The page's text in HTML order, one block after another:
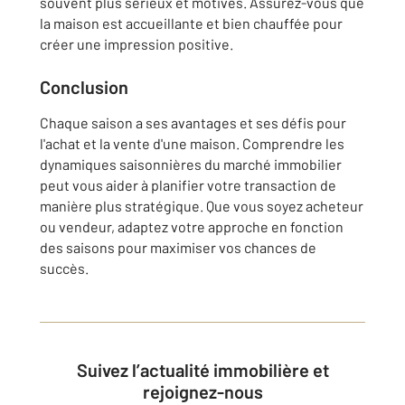
la maison est accueillante et bien chauffée pour
créer une impression positive.
Conclusion
Chaque saison a ses avantages et ses défis pour
l'achat et la vente d'une maison. Comprendre les
dynamiques saisonnières du marché immobilier
peut vous aider à planifier votre transaction de
manière plus stratégique. Que vous soyez acheteur
ou vendeur, adaptez votre approche en fonction
des saisons pour maximiser vos chances de
succès.
Suivez l’actualité immobilière et
rejoignez-nous